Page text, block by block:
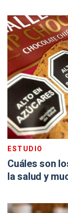
ESTUDIO
Cuáles son
la salud y